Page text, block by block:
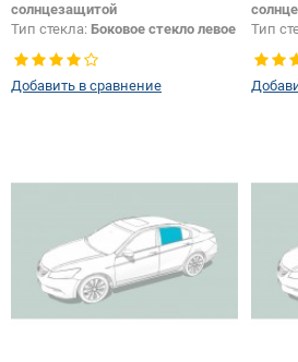
солнцезащитой
Тип стекла: Боковое стекло левое
Добавить в сравнение
Тип